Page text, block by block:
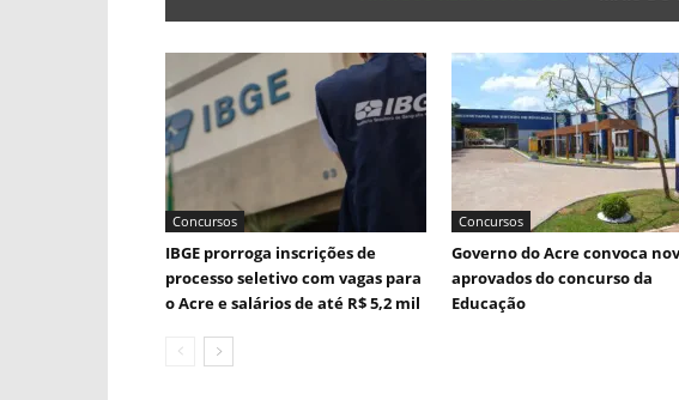
Concursos
IBGE prorroga inscrições de
processo seletivo com vagas para
o Acre e salários de até R$ 5,2 mil
Concursos
Governo do Acre convoca
aprovados do concurso da
Educação